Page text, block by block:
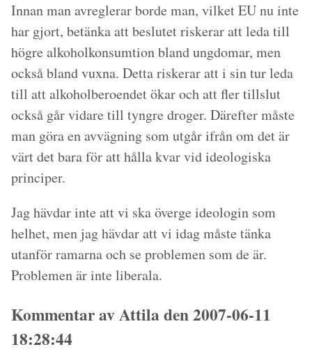
Innan man avreglerar borde man, vilket EU nu inte
har gjort, betänka att beslutet riskerar att leda till
högre alkoholkonsumtion bland ungdomar, men
också bland vuxna. Detta riskerar att i sin tur leda
till att alkoholberoendet ökar och att fler tillslut
också går vidare till tyngre droger. Därefter måste
man göra en avvägning som utgår ifrån om det är
värt det bara för att hålla kvar vid ideologiska
principer.
Jag hävdar inte att vi ska överge ideologin som
helhet, men jag hävdar att vi idag måste tänka
utanför ramarna och se problemen som de är.
Problemen är inte liberala.
Kommentar av Attila den 2007-06-11
18:28:44